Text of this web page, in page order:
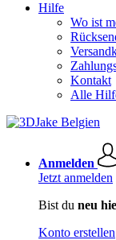
Hilfe
Wo ist
Kontakt
Alle
Anmelden
Jetzt anmelden
Bist du neu
Konto erstellen